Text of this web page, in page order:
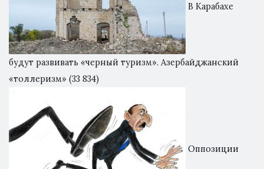
В Карабахе
будут развивать «черный туризм». Азербайджанский
«толлеризм» (33 834)
Оппозиции